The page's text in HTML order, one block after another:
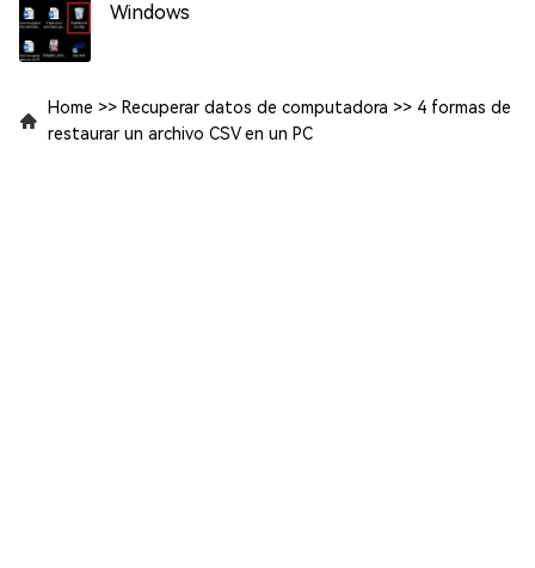
Windows
Home >> Recuperar datos de computadora >> 4 formas de
restaurar un archivo CSV en un PC